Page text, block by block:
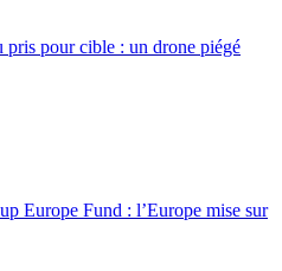
pour cible : un drone piégé
Europe Fund : l’Europe mise sur